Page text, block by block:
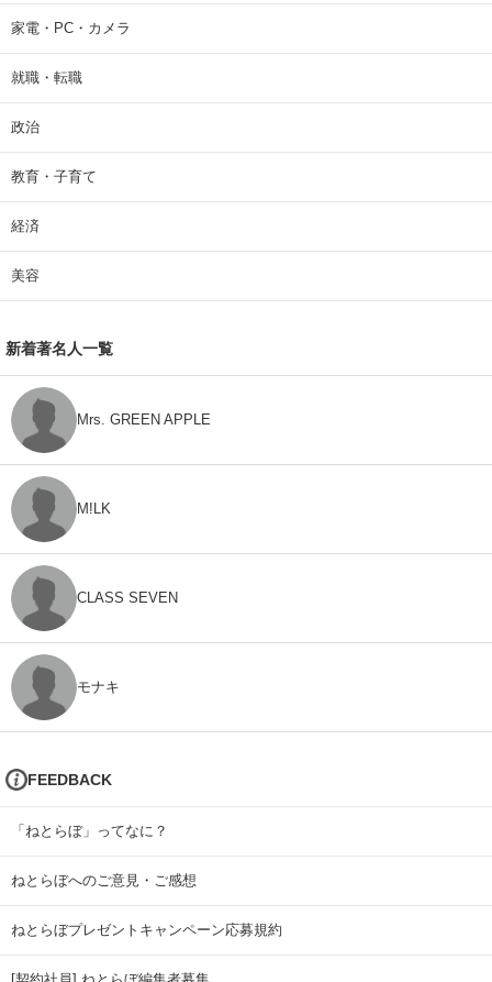
家電・PC・カメラ
就職・転職
政治
教育・子育て
経済
美容
新着著名人一覧
Mrs. GREEN APPLE
M!LK
CLASS SEVEN
モナキ
FEEDBACK
「ねとらぼ」ってなに？
ねとらぼへのご意見・ご感想
ねとらぼプレゼントキャンペーン応募規約